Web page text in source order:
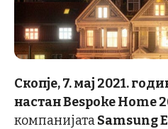
Скопје, 7. мај 2021.
настан Bespoke Home
компанијатаSamsung